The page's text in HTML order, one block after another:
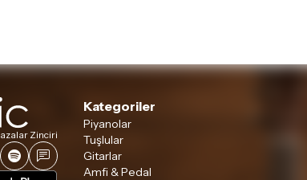
Zinciri
Kategoriler
Piyanolar
Tuşlular
Gitarlar
Amfi & Pedal